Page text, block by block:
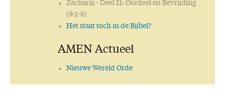
Zacharia- Deel 11: Oordeel en Bevrijding
(9:1-8)
Het staat toch in de Bijbel?
AMEN Actueel
Nieuwe Wereld Orde